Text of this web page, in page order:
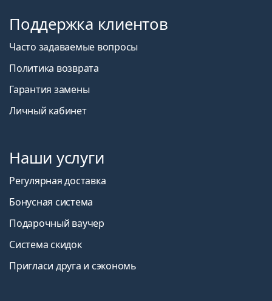
Поддержка клиентов
Часто задаваемые вопросы
Политика возврата
Гарантия замены
Личный кабинет
Наши услуги
Регулярная доставка
Бонусная система
Подарочный ваучер
Система скидок
Пригласи друга и сэкономь